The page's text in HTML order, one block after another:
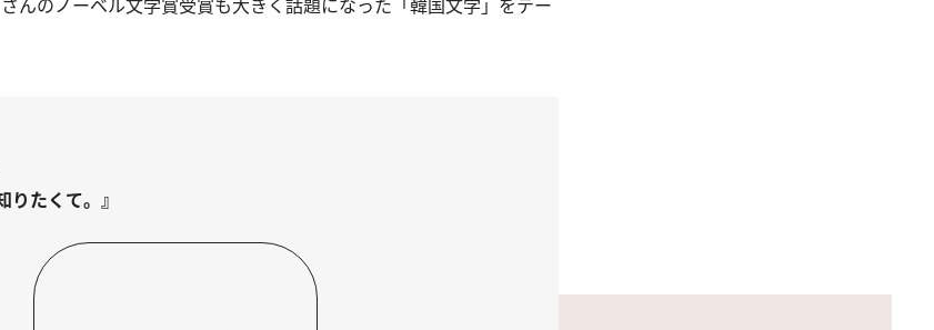
んのノーベル文学賞受賞も大きく話題になった「韓国文学」をテー
りたくて。』